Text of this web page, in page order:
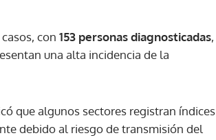
con 153 personas diagnosticadas,
una alta incidencia de la
que algunos sectores registran índices
debido al riesgo de transmisión del